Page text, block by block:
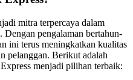
mitra terpercaya dalam
pengalaman bertahun-
ini terus meningkatkan kualitas
pelanggan. Berikut adalah
menjadi pilihan terbaik: